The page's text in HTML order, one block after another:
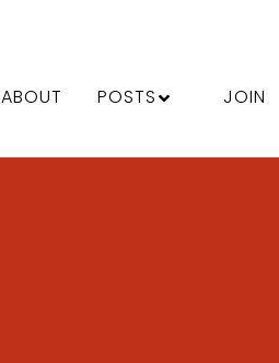
ABOUT POSTS JOIN